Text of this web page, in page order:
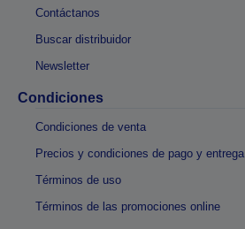
Contáctanos
Buscar distribuidor
Newsletter
Condiciones
Condiciones de venta
Precios y condiciones de pago y entrega
Términos de uso
Términos de las promociones online